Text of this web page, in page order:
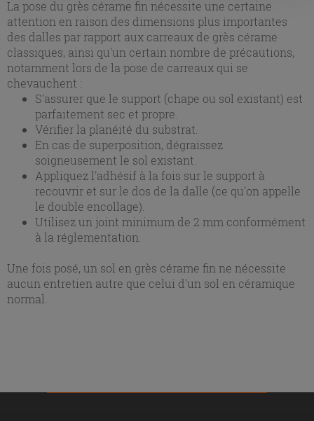
l'installation des cookies techniques uniquement.
La pose du grès cérame fin nécessite une certaine
attention en raison des dimensions plus importantes
des dalles par rapport aux carreaux de grès cérame
classiques, ainsi qu'un certain nombre de précautions,
notamment lors de la pose de carreaux qui se
chevauchent :
S'assurer que le support (chape ou sol existant) est
parfaitement sec et propre.
Vérifier la planéité du substrat.
En cas de superposition, dégraissez
soigneusement le sol existant.
Appliquez l'adhésif à la fois sur le support à
recouvrir et sur le dos de la dalle (ce qu'on appelle
le double encollage).
Utilisez un joint minimum de 2 mm conformément
à la réglementation.
Une fois posé, un sol en grès cérame fin ne nécessite
aucun entretien autre que celui d'un sol en céramique
normal.